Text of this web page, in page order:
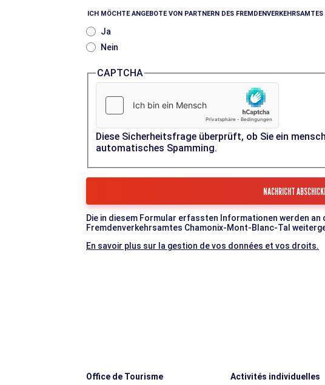
ICH MÖCHTE ANGEBOTE VON PARTNERN DES
Ja
Nein
CAPTCHA
Diese Sicherheitsfrage überprüft, ob Sie ein
automatisches Spamming.
Die in diesem Formular erfassten Informationen werden an
Fremdenverkehrsamtes Chamonix-Mont-Blanc-Tal
En savoir plus sur la gestion de vos données et vos droits.
Office de Tourisme Activités individuelles